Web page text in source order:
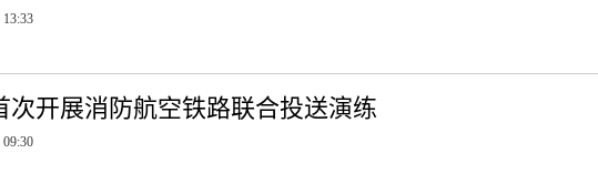
13:33
次开展消防航空铁路联合投送演练
09:30